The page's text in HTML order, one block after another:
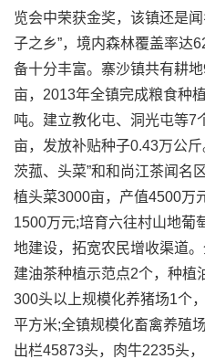
览会中荣获金奖，该镇还是
子之乡”，境内森林覆盖率达
备十分丰富。寨沙镇共有耕
亩，2013年全镇完成粮食种
吨。建立教化屯、洞光屯等7
亩，发放补贴种子0.43万公斤
茨菰、头菜”和和尚江茶闻名
植头菜3000亩，产值4500万
1500万元;培育六往村山地葡
地建设，拓宽农民增收渠道
建油茶种植示范点2个，种植
300头以上规模化养猪场1个
平方米;全镇规模化畜禽养殖
出栏45873头，肉牛2235头